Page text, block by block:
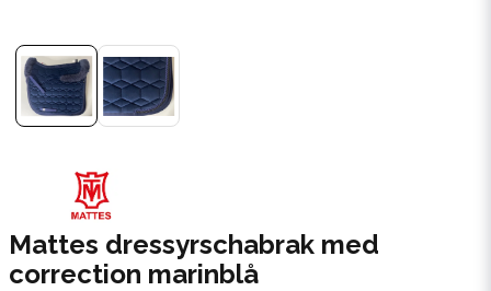
Mattes dressyrschabrak med
correction marinblå